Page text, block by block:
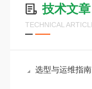
技术文章
TECHNICAL
选型与运维指南：解